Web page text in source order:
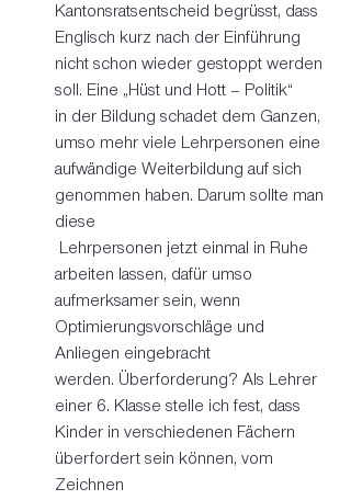
Kantonsratsentscheid begrüsst, dass
Englisch kurz nach der Einführung
nicht schon wieder gestoppt werden
soll. Eine „Hüst und Hott – Politik“
in der Bildung schadet dem Ganzen,
umso mehr viele Lehrpersonen eine
aufwändige Weiterbildung auf sich
genommen haben. Darum sollte man
diese
arbeiten lassen, dafür umso
aufmerksamer sein, wenn
Optimierungsvorschläge und
Anliegen eingebracht
werden. Überforderung? Als Lehrer
einer 6. Klasse stelle ich fest, dass
Kinder in verschiedenen Fächern
überfordert sein können, vom
Zeichnen